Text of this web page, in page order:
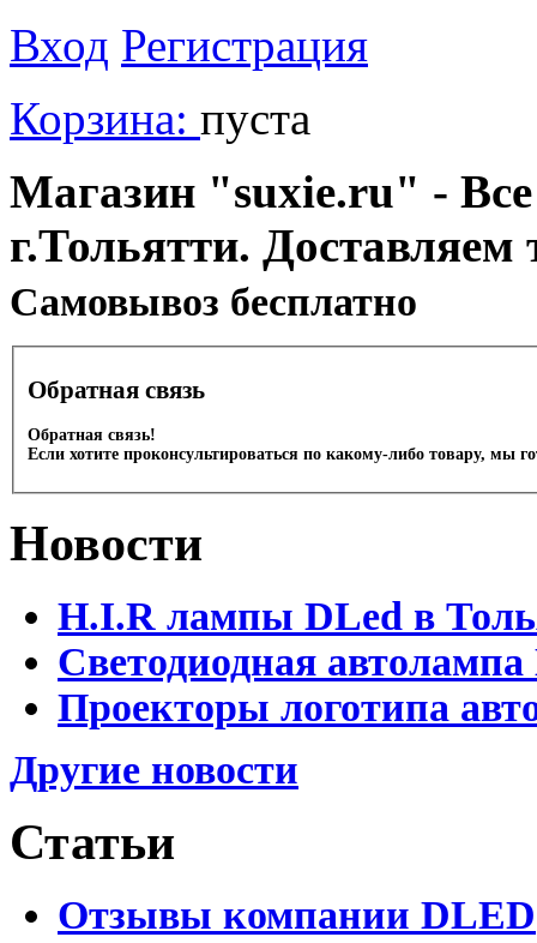
Вход Регистрация
Корзина: пуста
Магазин "suxie.ru" - Все
г.Тольятти.
Cамовывоз бесплатно
Обратная связь
Обратная связь!
Если хотите проконсультироваться по какому-либо товару, мы
Новости
H.I.R лампы DLed в
Светодиодная
Проекторы логотипа
Другие новости
Статьи
Отзывы компании DLED